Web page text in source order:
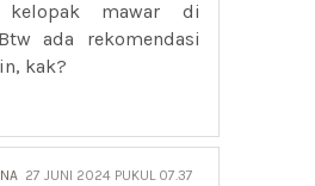
mawar di
ada rekomendasi
kak?
27 JUNI 2024 PUKUL 07.37